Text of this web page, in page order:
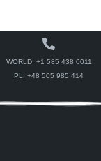
WORLD: +1 585 438 0011
PL:+48 505 985 414